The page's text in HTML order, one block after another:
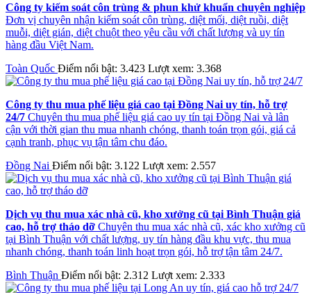
Công ty kiếm soát côn trùng & phun khử khuẩn chuyên nghiệp
Đơn vị chuyên nhận kiếm soát côn trùng, diệt mối, diệt ruồi, diệt
muỗi, diệt gián, diệt chuột theo yêu cầu với chất lượng và uy tín
hàng đầu Việt Nam.
Toàn Quốc Điểm nổi bật: 3.423 Lượt xem: 3.368
Công ty thu mua phế liệu giá cao tại Đồng Nai uy tín, hỗ trợ
24/7 Chuyên thu mua phế liệu giá cao uy tín tại Đồng Nai và lân
cận với thời gian thu mua nhanh chóng, thanh toán trọn gói, giá cả
cạnh tranh, phục vụ tận tâm chu đáo.
Đồng Nai Điểm nổi bật: 3.122 Lượt xem: 2.557
Dịch vụ thu mua xác nhà cũ, kho xưởng cũ tại Bình Thuận giá
cao, hỗ trợ tháo dỡ Chuyên thu mua xác nhà cũ, xác kho xưởng cũ
tại Bình Thuận với chất lượng, uy tín hàng đầu khu vực, thu mua
nhanh chóng, thanh toán linh hoạt trọn gói, hỗ trợ tận tâm 24/7.
Bình Thuận Điểm nổi bật: 2.312 Lượt xem: 2.333